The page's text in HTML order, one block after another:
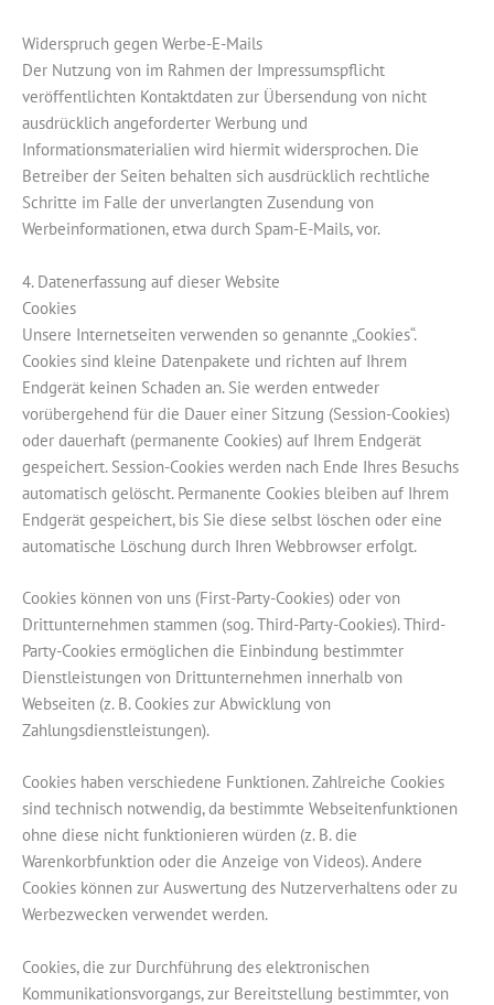
Widerspruch gegen Werbe-E-Mails
Der Nutzung von im Rahmen der Impressumspflicht
veröffentlichten Kontaktdaten zur Übersendung von nicht
ausdrücklich angeforderter Werbung und
Informationsmaterialien wird hiermit widersprochen. Die
Betreiber der Seiten behalten sich ausdrücklich rechtliche
Schritte im Falle der unverlangten Zusendung von
Werbeinformationen, etwa durch Spam-E-Mails, vor.
4. Datenerfassung auf dieser Website
Cookies
Unsere Internetseiten verwenden so genannte „Cookies“.
Cookies sind kleine Datenpakete und richten auf Ihrem
Endgerät keinen Schaden an. Sie werden entweder
vorübergehend für die Dauer einer Sitzung (Session-Cookies)
oder dauerhaft (permanente Cookies) auf Ihrem Endgerät
gespeichert. Session-Cookies werden nach Ende Ihres Besuchs
automatisch gelöscht. Permanente Cookies bleiben auf Ihrem
Endgerät gespeichert, bis Sie diese selbst löschen oder eine
automatische Löschung durch Ihren Webbrowser erfolgt.
Cookies können von uns (First-Party-Cookies) oder von
Drittunternehmen stammen (sog. Third-Party-Cookies). Third-
Party-Cookies ermöglichen die Einbindung bestimmter
Dienstleistungen von Drittunternehmen innerhalb von
Webseiten (z. B. Cookies zur Abwicklung von
Zahlungsdienstleistungen).
Cookies haben verschiedene Funktionen. Zahlreiche Cookies
sind technisch notwendig, da bestimmte Webseitenfunktionen
ohne diese nicht funktionieren würden (z. B. die
Warenkorbfunktion oder die Anzeige von Videos). Andere
Cookies können zur Auswertung des Nutzerverhaltens oder zu
Werbezwecken verwendet werden.
Cookies, die zur Durchführung des elektronischen
Kommunikationsvorgangs, zur Bereitstellung bestimmter, von